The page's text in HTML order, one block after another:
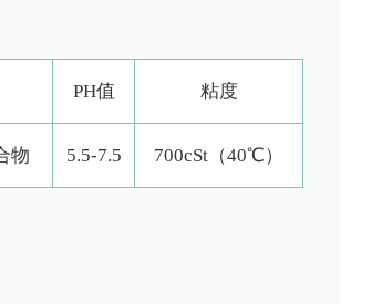
PH值 粘度
物 5.5-7.5 700cSt（40℃）